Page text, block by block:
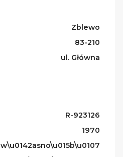
Zblewo
83-210
ul. Główna
R-923126
1970
w\u0142asno\u015b\u0107